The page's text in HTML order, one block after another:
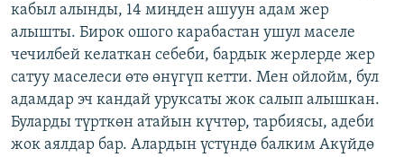
кабыл алынды, 14 миңден ашуун адам жер
алышты. Бирок ошого карабастан ушул маселе
чечилбей келаткан себеби, бардык жерлерде жер
сатуу маселеси өтө өнүгүп кетти. Мен ойлойм, бул
адамдар эч кандай уруксаты жок салып алышкан.
Буларды түрткөн атайын күчтөр, тарбиясы, адеби
жок аялдар бар. Алардын үстүндө балким Акүйдө